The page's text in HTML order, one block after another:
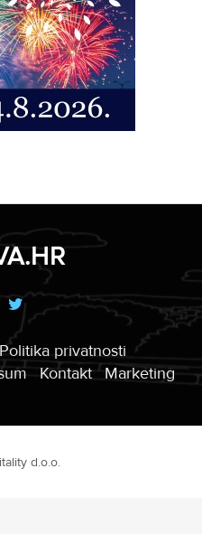
Politika privatnosti
Kontakt Marketing
d.o.o.